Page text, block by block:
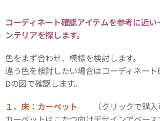
コーディネート確認アイテムを参考に近
ンテリアを探します。
色をまず合わせ、模様を検討します。
違う色を検討したい場合はコーディネート
Dの図で確認します。
１。床：カーペット （クリックで購入